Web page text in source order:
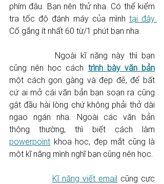
phím đâu. Bạn nên thử nha. Có thể kiểm
tra tốc độ đánh máy của mình
Cố gắng ít nhất 60 từ/1 phút bạn nha.
cũng nên học cách trình bày văn bản
một cách gọn gàng và đẹp đẽ, để bất
cứ ai mở cái văn bản bạn soạn ra cũng
gật đầu hài lòng chứ không phải thở dài
ngao ngán nha. Ngoài các văn bản
powerpoint khoa học, đẹp mắt cũng là
Kĩ năng viết email cũng cực